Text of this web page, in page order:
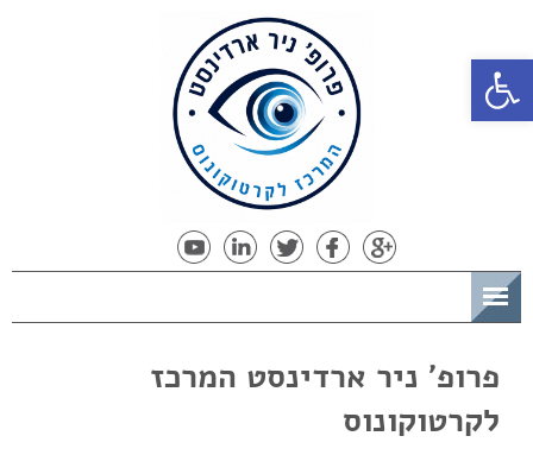
פתח סרגל נגישות
פרופ' ניר ארדינסט המרכז
לקרטוקונוס